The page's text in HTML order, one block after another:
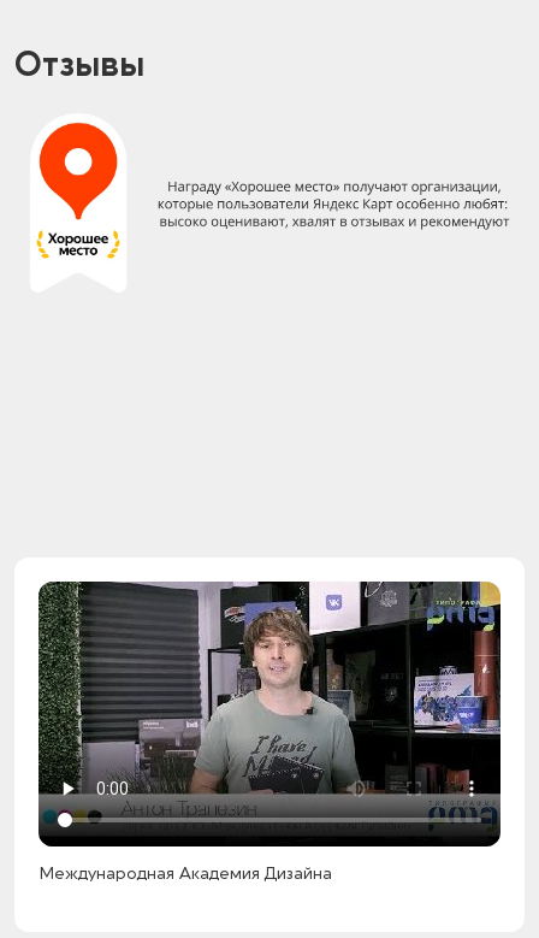
Отзывы
Международная Академия Дизайна